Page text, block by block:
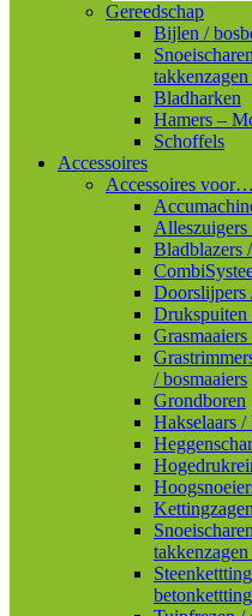
Gereedschap
Bijlen /
Bladharken
Hamers –
Schoffels
Accessoires
Accessoires voor…
Alleszuigers
Bladblazers
Doorslijpers
Drukspuiten
/ bosmaaiers
Grondboren
Hakselaars /